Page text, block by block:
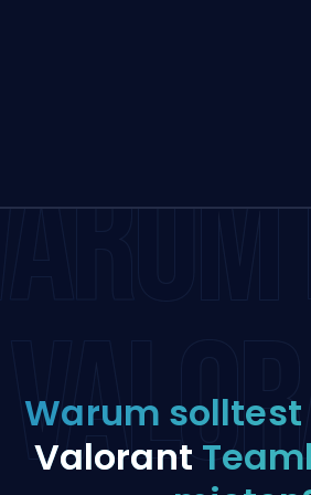
Warum solltest
Valorant